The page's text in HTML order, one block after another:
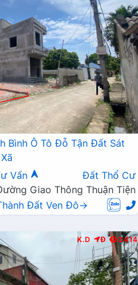
Bình Ô Tô Đỗ Tận Đất Sát
Vấn
Đất Thổ Cư
Giao Thông Thuận Tiện
Đất Ven Đô→
K.D Đ 3414